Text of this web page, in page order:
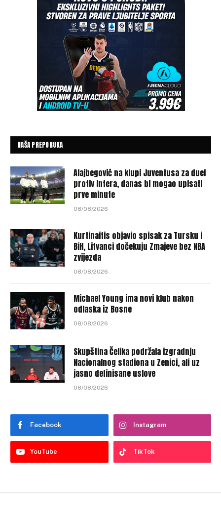
NAŠA PREPORUKA
Alajbegović na klupi Juventusa za duel
protiv Intera, danas bi mogao upisati
prve minute
08/08/2026
Kurtinaitis objavio spisak za Tursku i
BiH, Litvanci dočekuju Zmajeve bez NBA
zvijezda
08/08/2026
Michael Young ima novi klub nakon
odlaska iz Bosne
08/08/2026
Skupština Čelika podržala izgradnju
Nacionalnog stadiona u Zenici, ali uz
jasno definisane uslove
08/08/2026
Facebook Instagram
YouTube TikTok